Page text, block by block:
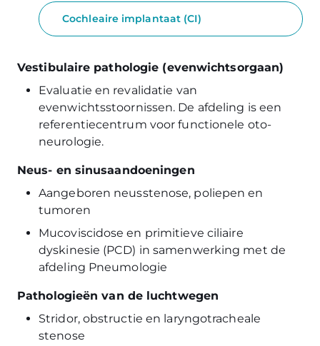
Cochleaire implantaat (CI)
Vestibulaire pathologie (evenwichtsorgaan)
Evaluatie en revalidatie van
evenwichtsstoornissen. De afdeling is een
referentiecentrum voor functionele oto-
neurologie.
Neus- en sinusaandoeningen
Aangeboren neusstenose, poliepen en
tumoren
Mucoviscidose en primitieve ciliaire
dyskinesie (PCD) in samenwerking met de
afdeling Pneumologie
Pathologieën van de luchtwegen
Stridor, obstructie en laryngotracheale
stenose